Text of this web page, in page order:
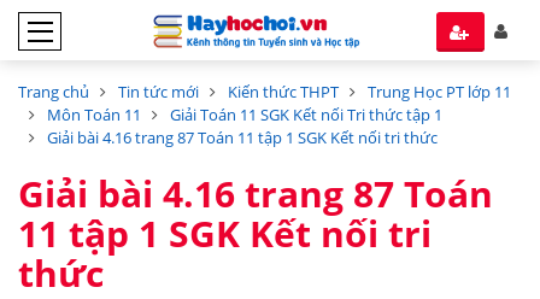
Trang chủ Tin tức mới Kiến thức THPT
Trung Học PT lớp 11
Môn Toán 11
Giải Toán 11 SGK Kết nối Tri thức tập 1
Giải bài 4.16 trang 87 Toán 11 tập 1 SGK Kết nối tri thức
Giải bài 4.16 trang 87 Toán
11 tập 1 SGK Kết nối tri
thức